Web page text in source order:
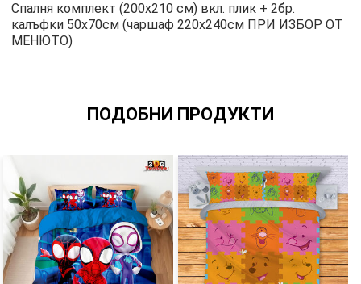
Спалня комплект (200х210 см) вкл. плик + 2бр.
калъфки 50х70см (чаршаф 220х240см ПРИ ИЗБОР ОТ
МЕНЮТО)
ПОДОБНИ ПРОДУКТИ